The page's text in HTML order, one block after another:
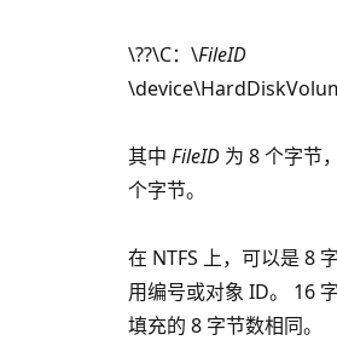
\??\C：\FileID
其中 FileID 为 8 个字节
个字节。
在 NTFS 上，可以是 8
用编号或对象 ID。 16
填充的 8 字节数相同。